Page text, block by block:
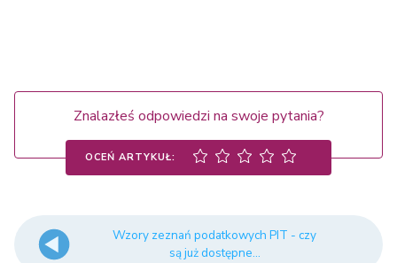
Znalazłeś odpowiedzi na swoje pytania?
OCEŃ ARTYKUŁ:
Wzory zeznań podatkowych PIT - czy
są już dostępne...